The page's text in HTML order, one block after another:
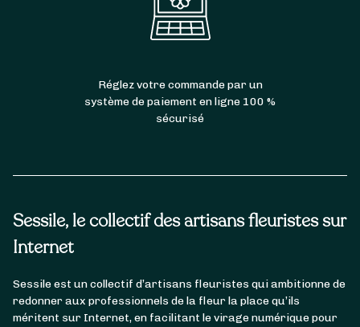
Sessile, le collectif des artisans fleuristes sur
Internet
Sessile est un collectif d’artisans fleuristes qui ambitionne de
redonner aux professionnels de la fleur la place qu’ils
méritent sur Internet, en facilitant le virage numérique pour
Réglez votre commande par un
système de paiement en ligne 100 %
sécurisé